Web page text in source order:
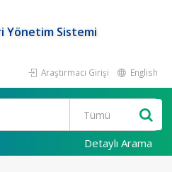
Yönetim Sistemi
Araştırmacı Girişi English
Detaylı Arama